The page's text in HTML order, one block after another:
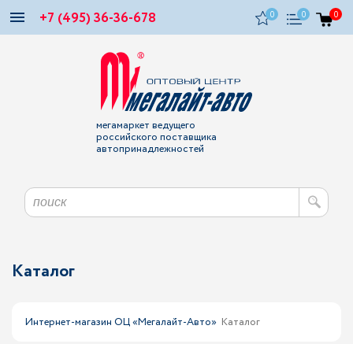
+7 (495) 36-36-678 0 0 0
мегамаркет ведущего
российского поставщика
автопринадлежностей
Каталог
Интернет-магазин ОЦ «Мегалайт-Авто» Каталог